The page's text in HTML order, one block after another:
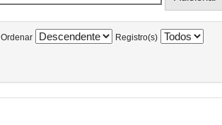
Ordenar Registro(s)